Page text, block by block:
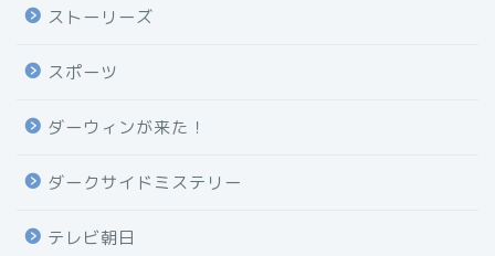
ストーリーズ
スポーツ
ダーウィンが来た！
ダークサイドミステリー
テレビ朝日